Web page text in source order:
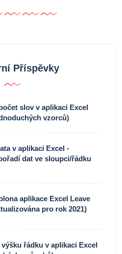
Příspěvky
slov v aplikaci Excel
vzorců)
v aplikaci Excel -
dat ve sloupci/řádku
aplikace Excel Leave
pro rok 2021)
řádku v aplikaci Excel